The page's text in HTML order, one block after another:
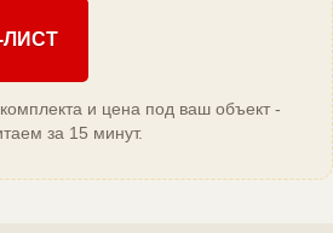
ЛИСТ
и цена под ваш объект -
за 15 минут.